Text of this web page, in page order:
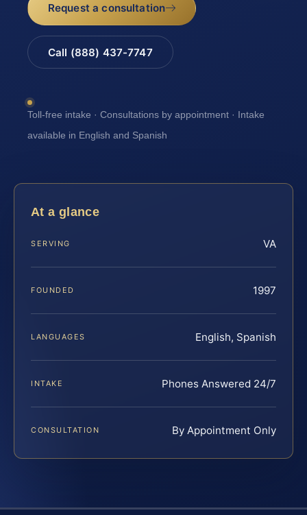
Request a consultation
Call (888) 437-7747
Toll-free intake · Consultations by appointment · Intake
available in English and Spanish
At a glance
SERVING VA
FOUNDED 1997
LANGUAGES English, Spanish
INTAKE Phones Answered 24/7
CONSULTATION By Appointment Only